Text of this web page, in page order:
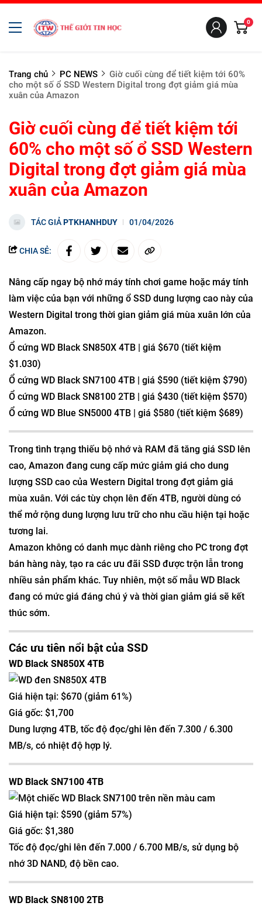
0
Trang chủ PC NEWS
Giờ cuối cùng để tiết kiệm tới 60%
cho một số ổ SSD Western Digital trong đợt giảm giá mùa
xuân của Amazon
Giờ cuối cùng để tiết kiệm tới
60% cho một số ổ SSD Western
Digital trong đợt giảm giá mùa
xuân của Amazon
TÁC GIẢPTKHANHDUY 01/04/2026
CHIA SẺ:
Nâng cấp ngay bộ nhớ máy tính chơi game hoặc máy tính
làm việc của bạn với những ổ SSD dung lượng cao này của
Western Digital trong thời gian giảm giá mùa xuân lớn của
Amazon.
Ổ cứng WD Black SN850X 4TB | giá $670 (tiết kiệm
$1.030)
Ổ cứng WD Black SN7100 4TB | giá $590 (tiết kiệm $790)
Ổ cứng WD Black SN8100 2TB | giá $430 (tiết kiệm $570)
Ổ cứng WD Blue SN5000 4TB | giá $580 (tiết kiệm $689)
Trong tình trạng thiếu bộ nhớ và RAM đã tăng giá SSD lên
cao, Amazon đang cung cấp mức giảm giá cho dung
lượng SSD cao của Western Digital trong đợt giảm giá
mùa xuân. Với các tùy chọn lên đến 4TB, người dùng có
thể mở rộng dung lượng lưu trữ cho nhu cầu hiện tại hoặc
tương lai.
Amazon không có danh mục dành riêng cho PC trong đợt
bán hàng này, tạo ra các ưu đãi SSD được trộn lẫn trong
nhiều sản phẩm khác. Tuy nhiên, một số mẫu WD Black
đang có mức giá đáng chú ý và thời gian giảm giá sẽ kết
thúc sớm.
Các ưu tiên nổi bật của SSD
WD Black SN850X 4TB
Giá hiện tại: $670 (giảm 61%)
Giá gốc: $1,700
Dung lượng 4TB, tốc độ đọc/ghi lên đến 7.300 / 6.300
MB/s, có nhiệt độ hợp lý.
WD Black SN7100 4TB
Giá hiện tại: $590 (giảm 57%)
Giá gốc: $1,380
Tốc độ đọc/ghi lên đến 7.000 / 6.700 MB/s, sử dụng bộ
nhớ 3D NAND, độ bền cao.
WD Black SN8100 2TB